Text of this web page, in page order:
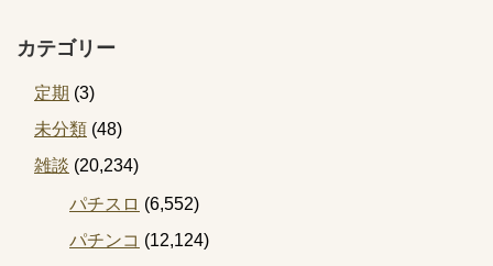
カテゴリー
定期 (3)
未分類 (48)
雑談 (20,234)
パチスロ (6,552)
パチンコ (12,124)